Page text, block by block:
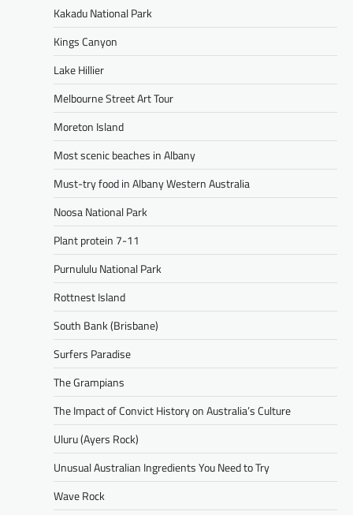
Kakadu National Park
Kings Canyon
Lake Hillier
Melbourne Street Art Tour
Moreton Island
Most scenic beaches in Albany
Must-try food in Albany Western Australia
Noosa National Park
Plant protein 7-11
Purnululu National Park
Rottnest Island
South Bank (Brisbane)
Surfers Paradise
The Grampians
The Impact of Convict History on Australia’s Culture
Uluru (Ayers Rock)
Unusual Australian Ingredients You Need to Try
Wave Rock